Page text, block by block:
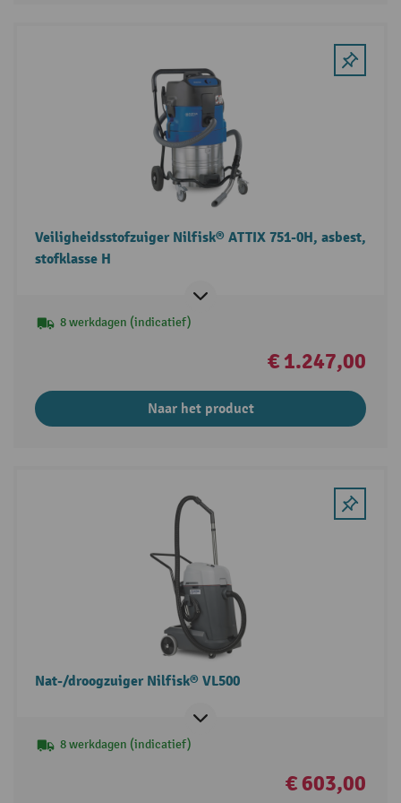
Veiligheidsstofzuiger Nilfisk® ATTIX 751-0H, asbest,
stofklasse H
8 werkdagen (indicatief)
€ 1.247,00
Naar het product
Nat-/droogzuiger Nilfisk® VL500
8 werkdagen (indicatief)
€ 603,00